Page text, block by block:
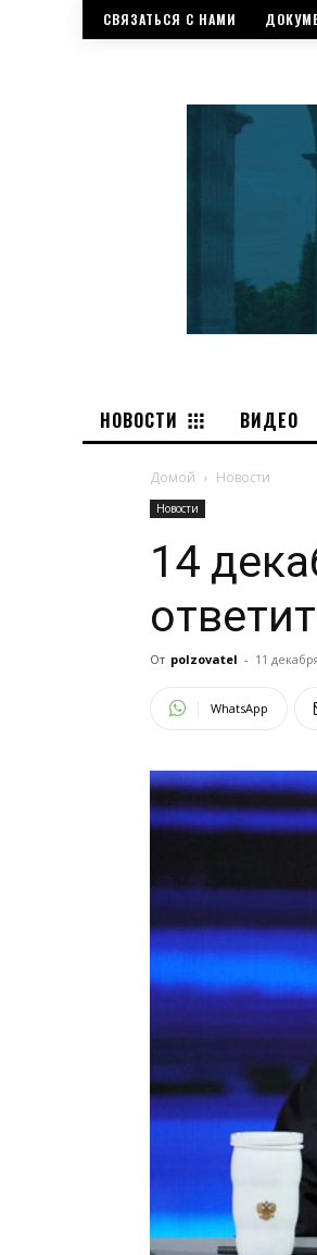
СВЯЗАТЬСЯ С НАМИ
НОВОСТИ ВИДЕО
Домой Новости
Новости
14
От polzovatel - 11
WhatsApp